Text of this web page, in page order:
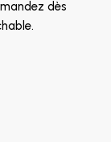
dès